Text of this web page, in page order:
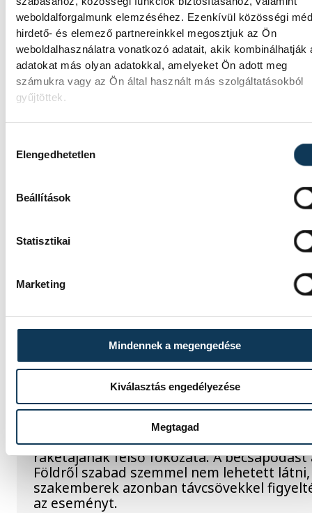
weboldalforgalmunk elemzéséhez. Ezenkívül közösségi
hirdető- és elemező partnereinkkel megosztjuk az Ön
weboldalhasználatra vonatkozó adatait, akik kombinálhatják
adatokat más olyan adatokkal, amelyeket Ön adott meg
számukra vagy az Ön által használt más szolgáltatásokból
gyűjtöttek.
Elengedhetetlen
Beállítások
Statisztikai
Marketing
Mindennek a megengedése
Kiválasztás engedélyezése
Megtagad
vezérigazgatója ATV-n Rónai Egonnak
interjújában vázolta fel a Paksi Atomerőmű
előtt álló példátlan technológiai
szakember, aki korábban éveken át felelt a
hazai energetikai fejlesztésekért és a paksi
blokkok működéséért, arra figyelmeztet:
erőmű olyan üzemállapotban van, amelyre
eredetileg nem tervezték.
kezdeményezte, hogy jövő
államfőválasztás
parlament jövő kedden válassza meg az új
Valami óriási csapódott a
Holdba ma reggel
Rendhagyó esemény zajlott le kedden
Magyar idő szerint 8:35 körül a Hold
felszínébe csapódott a SpaceX egyik
rakétájának felső fokozata. A becsapódást
Földről szabad szemmel nem lehetett
szakemberek azonban távcsövekkel
az eseményt.